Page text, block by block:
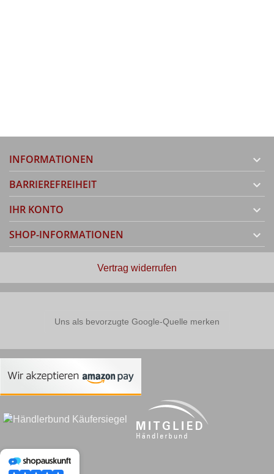
INFORMATIONEN 
BARRIEREFREIHEIT 
IHR KONTO 
SHOP-INFORMATIONEN 
Vertrag widerrufen
Uns als bevorzugte Google-Quelle merken